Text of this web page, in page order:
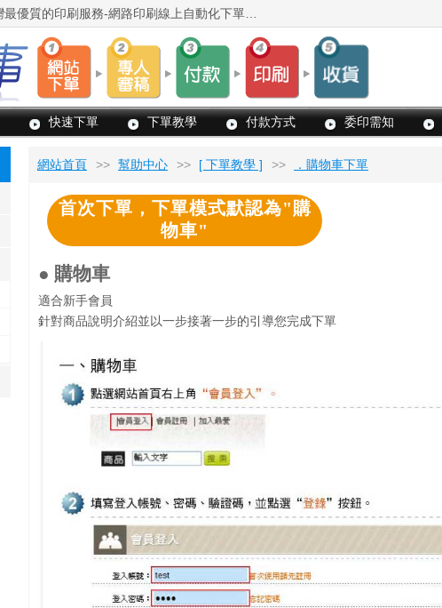
快速下單 下單教學 付款方式 委印需知
網站首頁 >> 幫助中心 >> [ 下單教學 ] >> ．購物車下單
線
上
下
單
教
學
首次下單，下單模式默認為"購
物車"
● 購物車
適合新手會員
針對商品說明介紹並以一步接著一步的引導您完成下單